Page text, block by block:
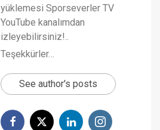
yüklemesi Sporseverler TV
YouTube kanalımdan
izleyebilirsiniz!..
Teşekkürler…
See author's posts